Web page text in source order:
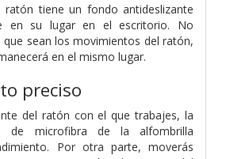
ratón tiene un fondo antideslizante
en su lugar en el escritorio. No
sean los movimientos del ratón,
en el mismo lugar.
preciso
del ratón con el que trabajes, la
de microfibra de la alfombrilla
Por otra parte, moverás